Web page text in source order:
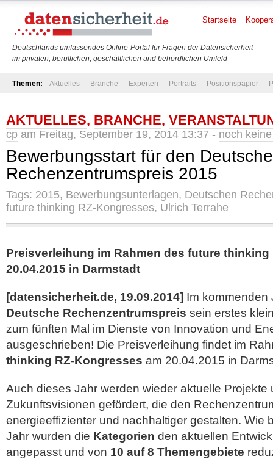
Deutschlands umfassendes Online-Portal für Fragen der Datensicherheit
im privaten, beruflichen, geschäftlichen und behördlichen Umfeld
Startseite
Themen: Aktuelles Branche Experten Portraits Positionspapier
AKTUELLES, BRANCHE,
cp am Freitag, September 19, 2014 13:37 - noch
Bewerbungsstart für den
Rechenzentrumspreis 2015
Tags: 2015, Bewerbungsunterlagen, Deutschen
future thinking RZ-Kongresses, Ulrich Terrahe
Preisverleihung im Rahmen des future thinking
20.04.2015 in Darmstadt
[datensicherheit.de, 19.09.2014] Im kommenden
Deutsche Rechenzentrumspreis sein erstes
zum fünften Mal im Dienste von Innovation und
ausgeschrieben! Die Preisverleihung findet im
thinking RZ-Kongresses am 20.04.2015 in
Auch dieses Jahr werden wieder aktuelle Projekte
Zukunftsvisionen gefördert, die den
energieeffizienter und nachhaltiger gestalten. Wie
Jahr wurden die Kategorien den aktuellen
angepasst und von 10 auf 8 Themengebiete